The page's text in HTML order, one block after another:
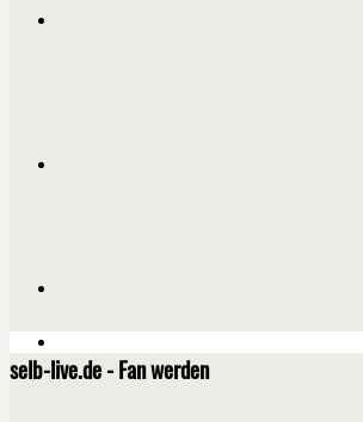
selb-live.de - Fan werden